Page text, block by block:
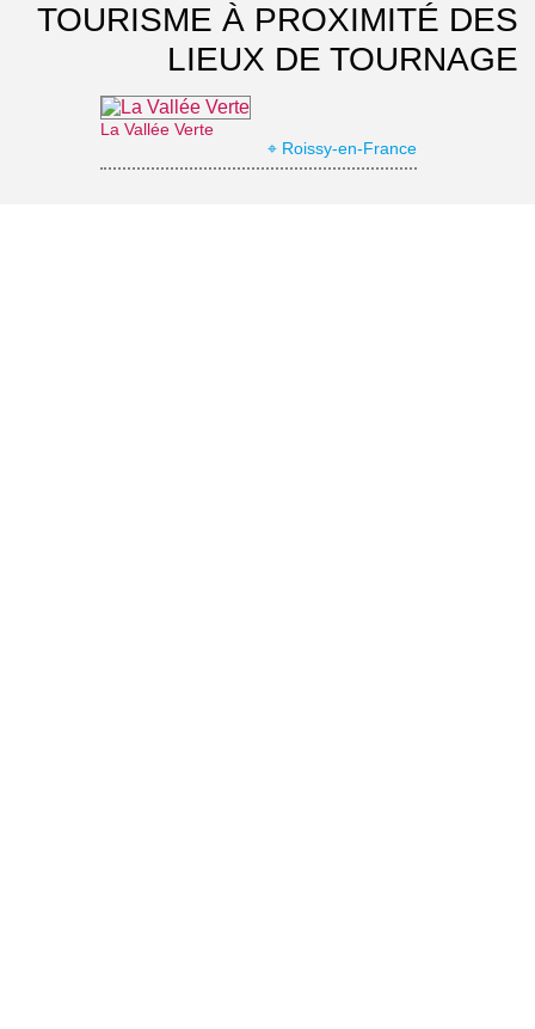
TOURISME À PROXIMITÉ DES
LIEUX DE TOURNAGE
La Vallée Verte
⌖ Roissy-en-France